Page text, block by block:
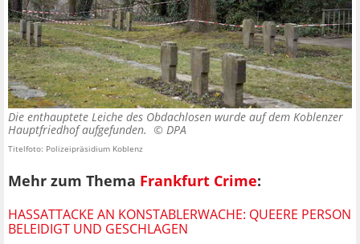
Die enthauptete Leiche des Obdachlosen wurde auf dem Koblenzer
Hauptfriedhof aufgefunden. © DPA
Titelfoto: Polizeipräsidium Koblenz
Mehr zum Thema Frankfurt Crime:
HASSATTACKE AN KONSTABLERWACHE: QUEERE PERSON
BELEIDIGT UND GESCHLAGEN